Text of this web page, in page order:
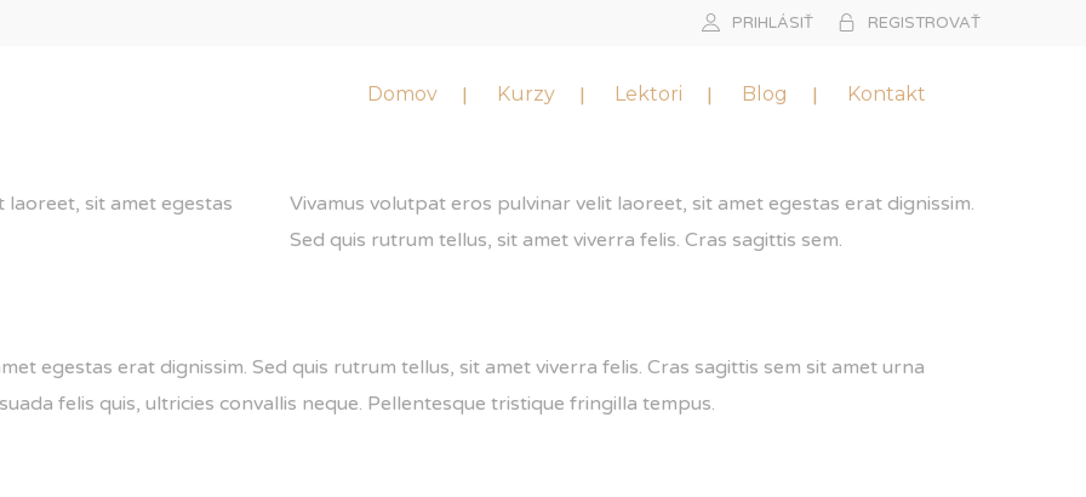
REGISTROVAŤ
PRIHLÁSIŤ
Domov Kurzy Lektori Blog Kontakt
sit amet egestas
Vivamus volutpat eros pulvinar velit laoreet, sit amet egestas erat dignissim.
Sed quis rutrum tellus, sit amet viverra felis. Cras sagittis sem.
egestas erat dignissim. Sed quis rutrum tellus, sit amet viverra felis. Cras sagittis sem sit amet urna
felis quis, ultricies convallis neque. Pellentesque tristique fringilla tempus.